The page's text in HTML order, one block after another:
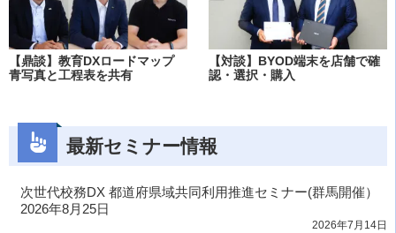
【鼎談】教育DXロードマップ
青写真と工程表を共有
【対談】BYOD端末を店舗で確
認・選択・購入
最新セミナー情報
次世代校務DX 都道府県域共同利用推進セミナー(群馬開催）
2026年8月25日
2026年7月14日